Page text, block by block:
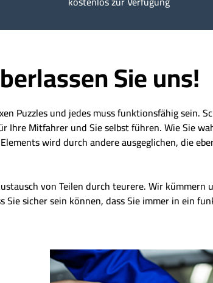
Sie uns!
Puzzles und jedes muss funktionsfähig sein.
Mitfahrer und Sie selbst führen. Wie Sie
wird durch andere ausgeglichen, die
von Teilen durch teurere. Wir
sicher sein können, dass Sie immer in ein